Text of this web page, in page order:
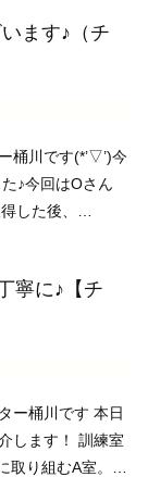
...
ます♪（チ
桶川です(*’▽’)今
♪今回はOさん
した後、
寧に♪【チ
ー桶川です 本日
します！ 訓練室
取り組むA室。パ